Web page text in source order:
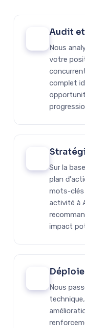
Audit
Nous
votre
complet
Sur la
plan
mots-clés
activité à
impact
Nous